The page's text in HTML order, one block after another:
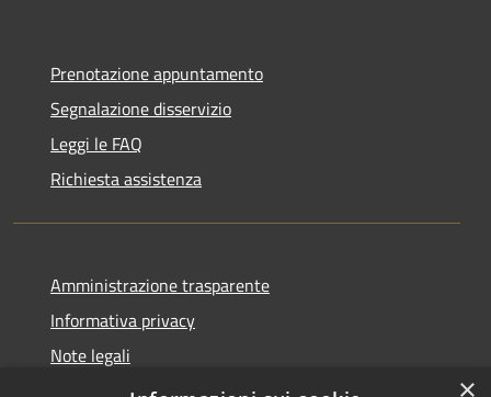
Prenotazione appuntamento
Segnalazione disservizio
Leggi le FAQ
Richiesta assistenza
Amministrazione trasparente
Informativa privacy
Note legali
Dichiarazione di accessibilità
×